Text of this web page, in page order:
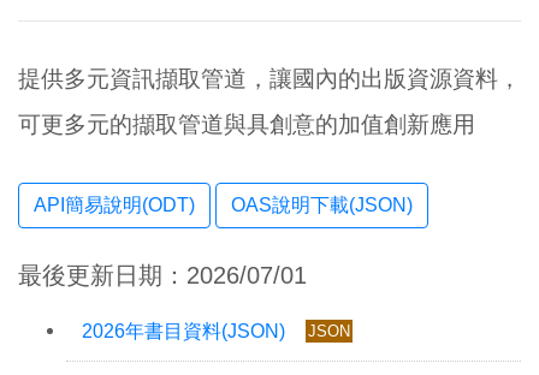
提供多元資訊擷取管道，讓國內的出版資源資料，
可更多元的擷取管道與具創意的加值創新應用
OAS說明下載(JSON)
最後更新日期：2026/07/01
JSON